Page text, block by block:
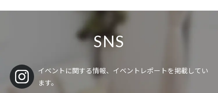
SNS
イベントに関する情報、イベントレポートを掲載してい
ます。